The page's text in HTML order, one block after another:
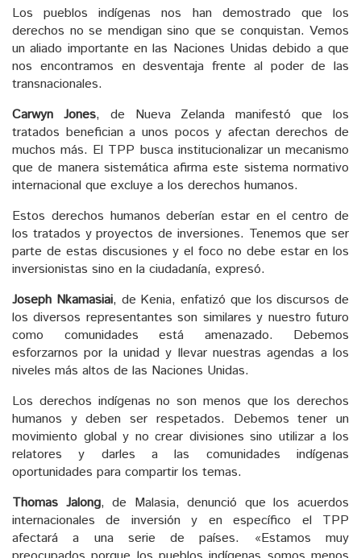
Los pueblos indígenas nos han demostrado que los
derechos no se mendigan sino que se conquistan. Vemos
un aliado importante en las Naciones Unidas debido a que
nos encontramos en desventaja frente al poder de las
transnacionales.
Carwyn Jones, de Nueva Zelanda manifestó que los
tratados benefician a unos pocos y afectan derechos de
muchos más. El TPP busca institucionalizar un mecanismo
que de manera sistemática afirma este sistema normativo
internacional que excluye a los derechos humanos.
Estos derechos humanos deberían estar en el centro de
los tratados y proyectos de inversiones. Tenemos que ser
parte de estas discusiones y el foco no debe estar en los
inversionistas sino en la ciudadanía, expresó.
Joseph Nkamasiai, de Kenia, enfatizó que los discursos de
los diversos representantes son similares y nuestro futuro
como comunidades está amenazado. Debemos
esforzarnos por la unidad y llevar nuestras agendas a los
niveles más altos de las Naciones Unidas.
Los derechos indígenas no son menos que los derechos
humanos y deben ser respetados. Debemos tener un
movimiento global y no crear divisiones sino utilizar a los
relatores y darles a las comunidades indígenas
oportunidades para compartir los temas.
Thomas Jalong, de Malasia, denunció que los acuerdos
internacionales de inversión y en específico el TPP
afectará a una serie de países. «Estamos muy